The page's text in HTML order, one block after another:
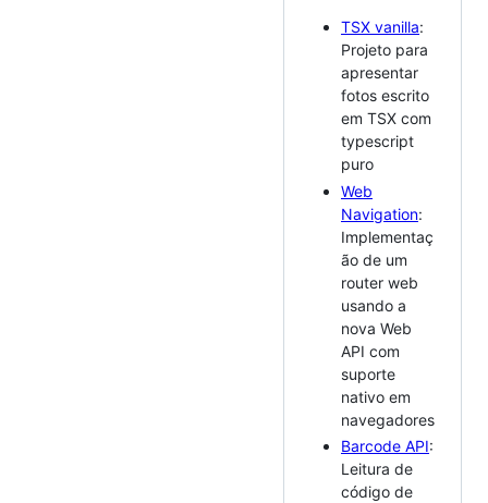
TSX vanilla:
Projeto para
apresentar
fotos escrito
em TSX com
typescript
puro
Web
Navigation:
Implementaç
ão de um
router web
usando a
nova Web
API com
suporte
nativo em
navegadores
Barcode API:
Leitura de
código de